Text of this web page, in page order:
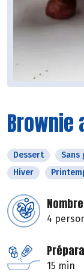
Brownie
Dessert Sans
Hiver
4
15 min